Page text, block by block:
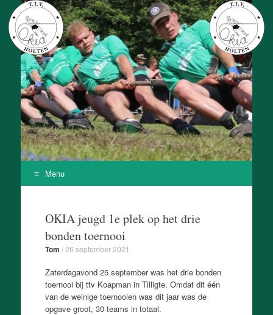
T.T.V. Okia
Onze Kracht Is Achteruit
Menu
contentOKIA jeugd 1e plek op het drie
bonden toernooi
Tom /26 september 2021
Zaterdagavond 25 september was het drie bonden
toernooi bij ttv Koapman in Tilligte. Omdat dit één
van de weinige toernooien was dit jaar was de
opgave groot, 30 teams in totaal.